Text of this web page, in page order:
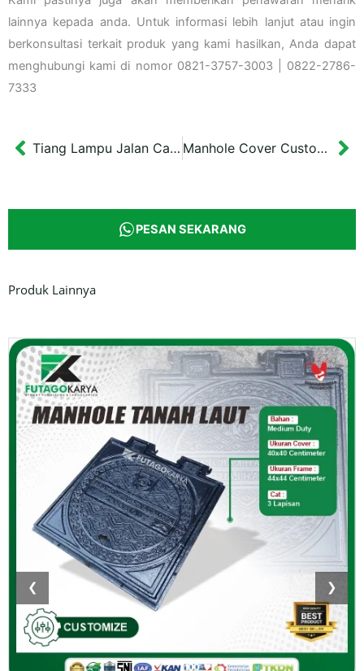
lainnya kepada anda. Untuk informasi lebih lanjut atau ingin
berkonsultasi terkait produk yang kami hasilkan, Anda dapat
menghubungi kami di nomor 0821-3757-3003 | 0822-2786-
7333
Prev Tiang Lampu Jalan Cabang Dua Turki Manhole Cover Custom PGN Motif Rusa
PESAN SEKARANG
Produk Lainnya
❮ ❯